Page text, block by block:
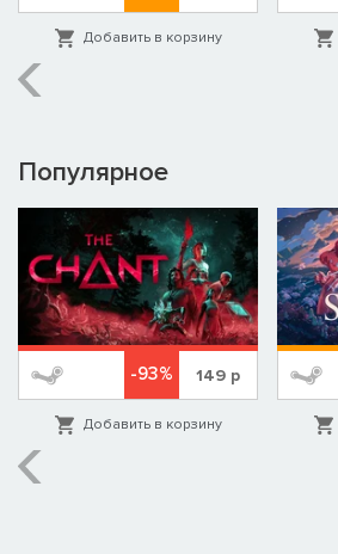
Добавить в корзину
Популярное
-93% 149 р
Добавить в корзину